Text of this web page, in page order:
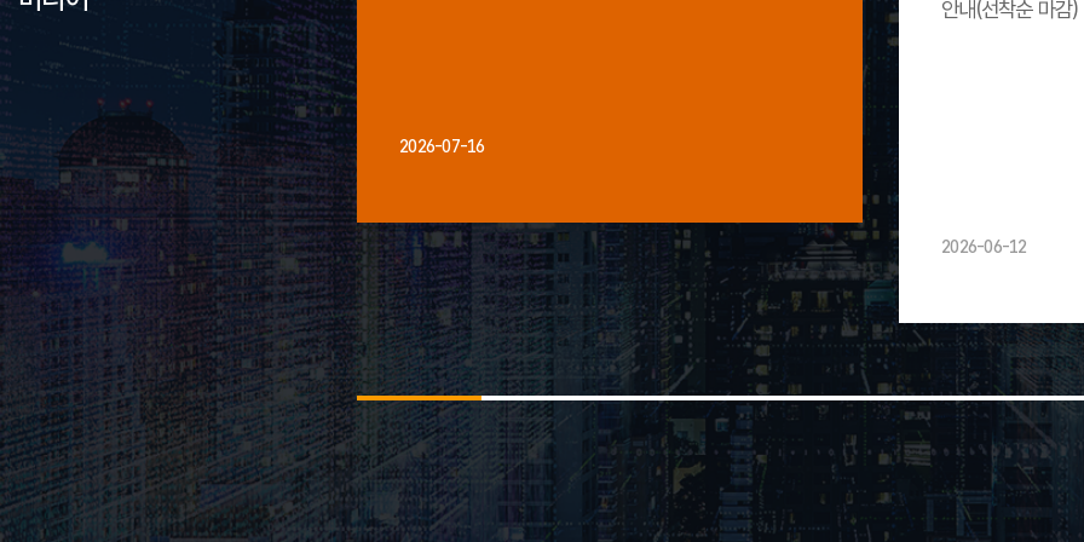
2026-07-16
안내(선착순 마감)
2026-06-12